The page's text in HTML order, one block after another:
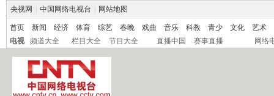
央视网 中国网络电视台 网站地图
首页 新闻 经济 体育 综艺 春晚 戏曲 音乐 科教 青少 文化
艺术
电视
频道大全 栏目大全 节目大全 直播中国 赛事直播 网络